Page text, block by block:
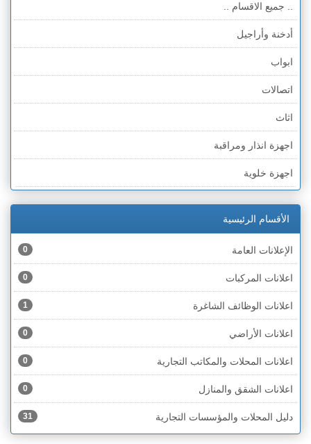
الضفة » أريحا
الضفة » الخليل
الضفة » بيت لحم
قطاع غزة
الخط الأخضر » حيفا
الخط الأخضر » رهط
الخط الأخضر » أم الفحم
الخط الأخضر » الناصرة
الخط الأخضر » عكا ونهاريا
الخط الأخضر » الجليل
الخط الأخضر » مرج ابن عامر
الخط الأخضر » البطوف
الخط الأخضر » الجولان
الخط الأخضر » الشارون
الخط الأخضر » القدس
.. جميع الاقسام ..
أدخنة وأراجيل
ابواب
اتصالات
اثاث
اجهزة انذار ومراقبة
اجهزة خلوية
اجهزة كهربائية
اجهزة مكتبية
احذية
اختام
اخشاب
ادوات رياضية
ادوات صحية
ادوات كهربائية
الأقسام الرئيسية
الإعلانات العامة 0
اعلانات المركبات 0
اعلانات الوظائف الشاغرة 1
اعلانات الأراضي 0
اعلانات المحلات والمكاتب التجارية 0
اعلانات الشقق والمنازل 0
دليل المحلات والمؤسسات التجارية 31